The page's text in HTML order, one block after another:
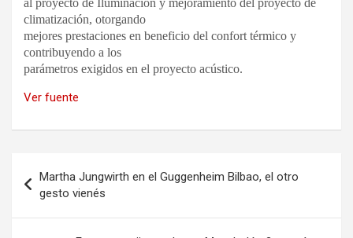
al proyecto de Iluminación y mejoramiento del proyecto de
climatización, otorgando
mejores prestaciones en beneficio del confort térmico y
contribuyendo a los
parámetros exigidos en el proyecto acústico.
Ver fuente
de
entradas
Martha Jungwirth en el Guggenheim Bilbao, el otro
gesto vienés